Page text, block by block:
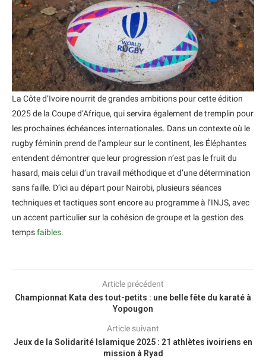
La Côte d’Ivoire nourrit de grandes ambitions pour cette édition
2025 de la Coupe d’Afrique, qui servira également de tremplin pour
les prochaines échéances internationales. Dans un contexte où le
rugby féminin prend de l’ampleur sur le continent, les Éléphantes
entendent démontrer que leur progression n’est pas le fruit du
hasard, mais celui d’un travail méthodique et d’une détermination
sans faille. D’ici au départ pour Nairobi, plusieurs séances
techniques et tactiques sont encore au programme à l’INJS, avec
un accent particulier sur la cohésion de groupe et la gestion des
tempsfaibles.
Article précédent
Championnat Kata des tout-petits : une belle fête du karaté à
Yopougon
Article suivant
Jeux de la Solidarité Islamique 2025 : 21 athlètes ivoiriens en
mission à Ryad